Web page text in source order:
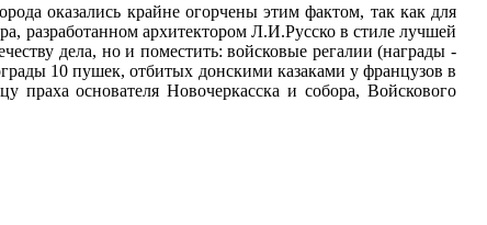
оказались крайне огорчены этим фактом, так как для
разработанном архитектором Л.И.Русско в стиле лучшей
дела, но и поместить: войсковые регалии (награды -
10 пушек, отбитых донскими казаками у французов в
основателя Новочеркасска и собора, Войскового